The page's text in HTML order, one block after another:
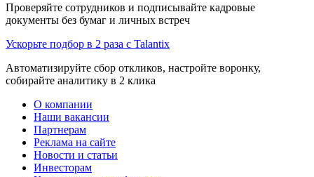
Проверяйте сотрудников и подписывайте кадровые
документы без бумаг и личных встреч
Ускорьте подбор в 2 раза с Talantix
Автоматизируйте сбор откликов, настройте воронку,
собирайте аналитику в 2 клика
О компании
Наши вакансии
Партнерам
Реклама на сайте
Новости и статьи
Инвесторам